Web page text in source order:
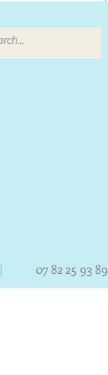
| 07 82 25 93 89